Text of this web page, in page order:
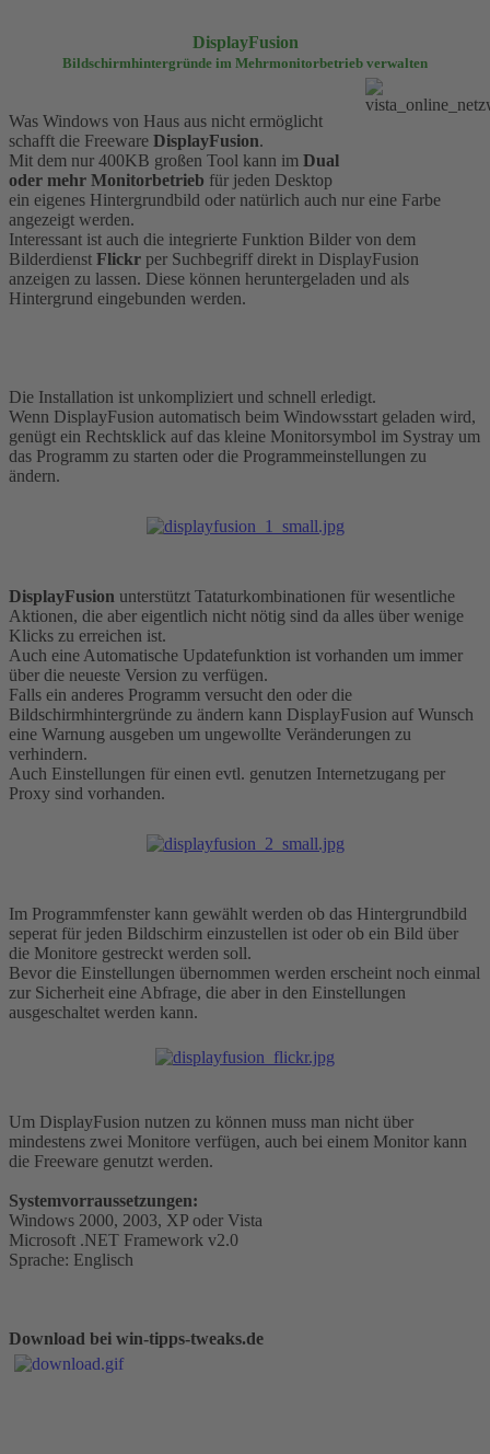
DisplayFusion
Bildschirmhintergründe im Mehrmonitorbetrieb verwalten
Was Windows von Haus aus nicht ermöglicht
schafft die Freeware DisplayFusion.
Mit dem nur 400KB großen Tool kann im Dual
oder mehr Monitorbetrieb für jeden Desktop
ein eigenes Hintergrundbild oder natürlich auch nur eine Farbe
angezeigt werden.
Interessant ist auch die integrierte Funktion Bilder von dem
Bilderdienst Flickr per Suchbegriff direkt in DisplayFusion
anzeigen zu lassen. Diese können heruntergeladen und als
Hintergrund eingebunden werden.
Die Installation ist unkompliziert und schnell erledigt.
Wenn DisplayFusion automatisch beim Windowsstart geladen wird,
genügt ein Rechtsklick auf das kleine Monitorsymbol im Systray um
das Programm zu starten oder die Programmeinstellungen zu
ändern.
DisplayFusion unterstützt Tataturkombinationen für wesentliche
Aktionen, die aber eigentlich nicht nötig sind da alles über wenige
Klicks zu erreichen ist.
Auch eine Automatische Updatefunktion ist vorhanden um immer
über die neueste Version zu verfügen.
Falls ein anderes Programm versucht den oder die
Bildschirmhintergründe zu ändern kann DisplayFusion auf Wunsch
eine Warnung ausgeben um ungewollte Veränderungen zu
verhindern.
Auch Einstellungen für einen evtl. genutzen Internetzugang per
Proxy sind vorhanden.
Im Programmfenster kann gewählt werden ob das Hintergrundbild
seperat für jeden Bildschirm einzustellen ist oder ob ein Bild über
die Monitore gestreckt werden soll.
Bevor die Einstellungen übernommen werden erscheint noch einmal
zur Sicherheit eine Abfrage, die aber in den Einstellungen
ausgeschaltet werden kann.
Um DisplayFusion nutzen zu können muss man nicht über
mindestens zwei Monitore verfügen, auch bei einem Monitor kann
die Freeware genutzt werden.
Systemvorraussetzungen:
Windows 2000, 2003, XP oder Vista
Microsoft .NET Framework v2.0
Sprache: Englisch
Download bei win-tipps-tweaks.de